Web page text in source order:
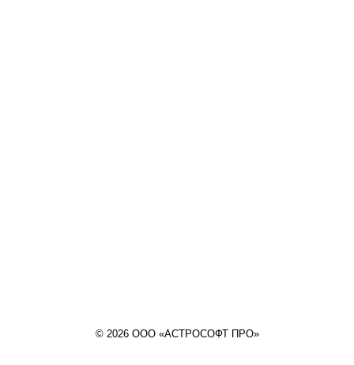
© 2026 ООО «АСТРОСОФТ ПРО»